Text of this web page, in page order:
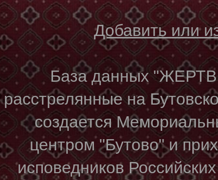
Добавить или
База данных
расстрелянные на
создается
центром "Бутово" и
исповедников